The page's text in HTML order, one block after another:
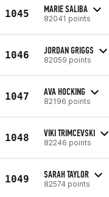
1045 MARIE SALIBA
82041 points
1046 JORDAN GRIGGS
82059 points
1047 AVA HOCKING
82196 points
1048 VIKI TRIMCEVSKI
82246 points
1049 SARAH TAYLOR
82574 points